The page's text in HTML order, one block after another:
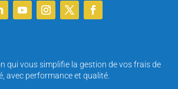
qui vous simplifie la gestion de vos frais de
avec performance et qualité.